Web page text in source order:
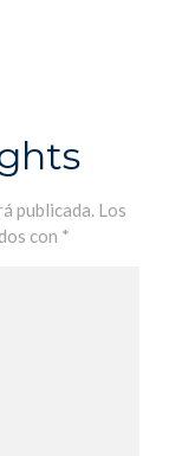
publicada. Los
con *